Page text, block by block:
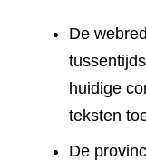
De
huidige
teksten
De